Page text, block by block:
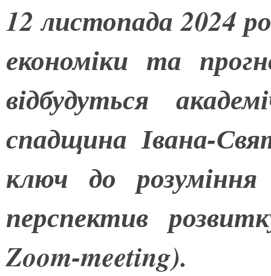
12 листопада 2024
економіки та
відбудуться
спадщина Івана-
ключ до розуміння
перспектив
Zoom-meeting).